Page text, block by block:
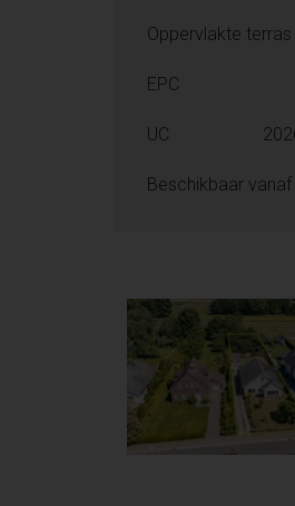
Oppervlakte terras
EPC
UC
Beschikbaar vanaf